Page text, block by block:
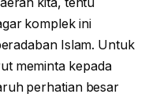
komplek ini
Islam. Untuk
meminta kepada
perhatian besar